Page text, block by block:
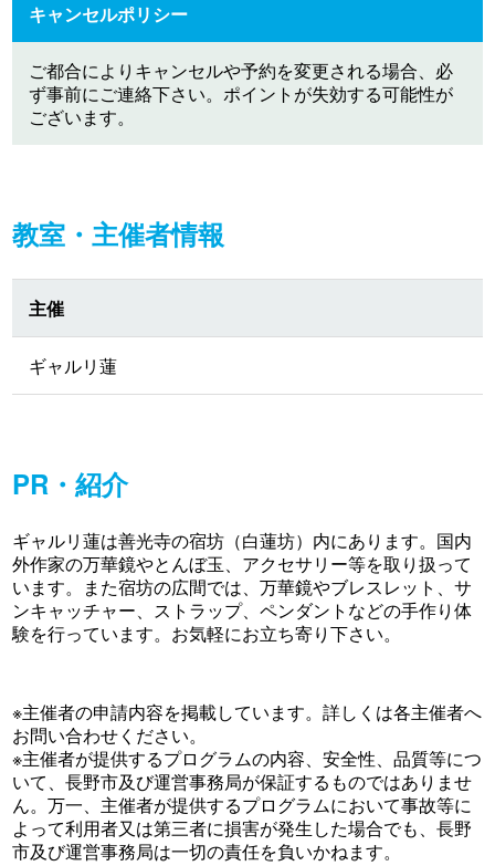
キャンセルポリシー
ご都合によりキャンセルや予約を変更される場合、必
ず事前にご連絡下さい。ポイントが失効する可能性が
ございます。
教室・主催者情報
主催
ギャルリ蓮
PR・紹介
ギャルリ蓮は善光寺の宿坊（白蓮坊）内にあります。国内
外作家の万華鏡やとんぼ玉、アクセサリー等を取り扱って
います。また宿坊の広間では、万華鏡やブレスレット、サ
ンキャッチャー、ストラップ、ペンダントなどの手作り体
験を行っています。お気軽にお立ち寄り下さい。
※主催者の申請内容を掲載しています。詳しくは各主催者へ
お問い合わせください。
※主催者が提供するプログラムの内容、安全性、品質等につ
いて、長野市及び運営事務局が保証するものではありませ
ん。万一、主催者が提供するプログラムにおいて事故等に
よって利用者又は第三者に損害が発生した場合でも、長野
市及び運営事務局は一切の責任を負いかねます。